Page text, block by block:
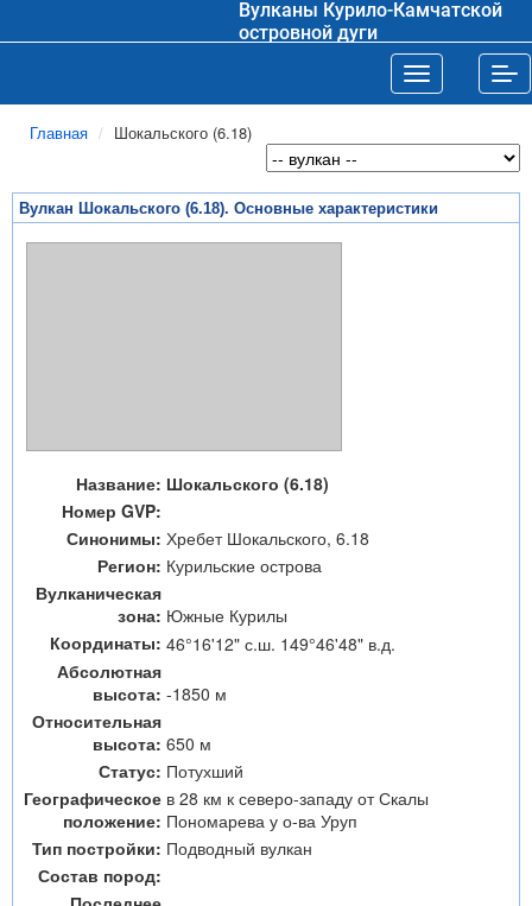
Вулканы Курило-Камчатской
островной дуги
Toggle
Главная Шокальского (6.18)
Вулкан Шокальского (6.18). Основные характеристики
Название: Шокальского (6.18)
Номер GVP:
Синонимы: Хребет Шокальского, 6.18
Регион: Курильские острова
Вулканическая
зона: Южные Курилы
Координаты: 46°16'12" с.ш. 149°46'48" в.д.
Абсолютная
высота: -1850 м
Относительная
высота: 650 м
Статус: Потухший
Географическое
положение:
в 28 км к северо-западу от Скалы
Пономарева у о-ва Уруп
Тип постройки: Подводный вулкан
Состав пород: